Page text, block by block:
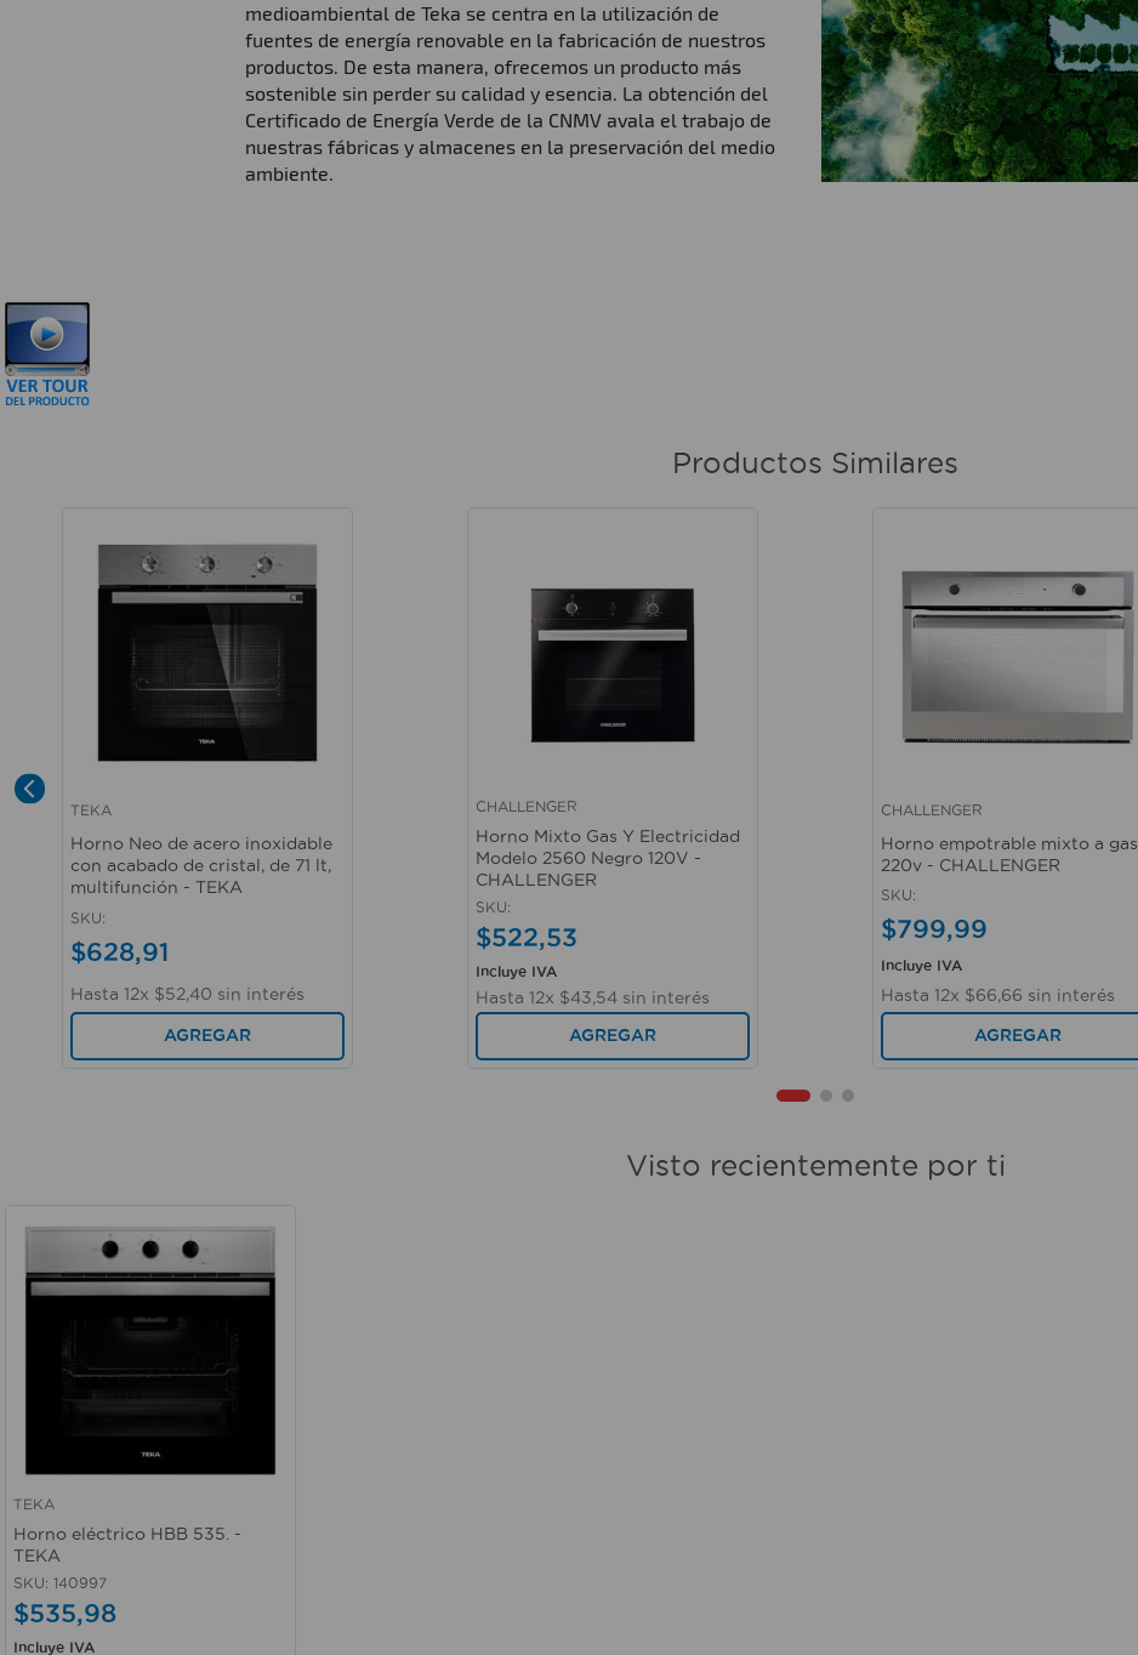
medioambiental de Teka se centra en la utilización de
fuentes de energía renovable en la fabricación de nuestros
productos. De esta manera, ofrecemos un producto más
sostenible sin perder su calidad y esencia. La obtención del
Certificado de Energía Verde de la CNMV avala el trabajo de
nuestras fábricas y almacenes en la preservación del medio
ambiente.
Productos Similares
Vista rápida
TEKA
Horno Neo de acero inoxidable
con acabado de cristal, de 71 lt,
multifunción - TEKA
SKU:
$628,91
Hasta 12x $52,40 sin interés
AGREGAR
CHALLENGER
Horno Mixto Gas Y Electricidad
Modelo 2560 Negro 120V -
CHALLENGER
SKU:
$522,53
Incluye IVA
Hasta 12x $43,54 sin interés
AGREGAR
Vista rápida
CHALLENGER
Horno empotrable mixto a gas
220v - CHALLENGER
SKU:
$799,99
Incluye IVA
Hasta 12x $66,66 sin interés
AGREGAR
Visto recientemente por ti
TEKA
Horno eléctrico HBB 535. -
TEKA
SKU: 140997
$535,98
Incluye IVA